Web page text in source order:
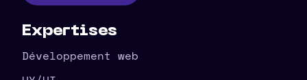
Expertises
Développement web